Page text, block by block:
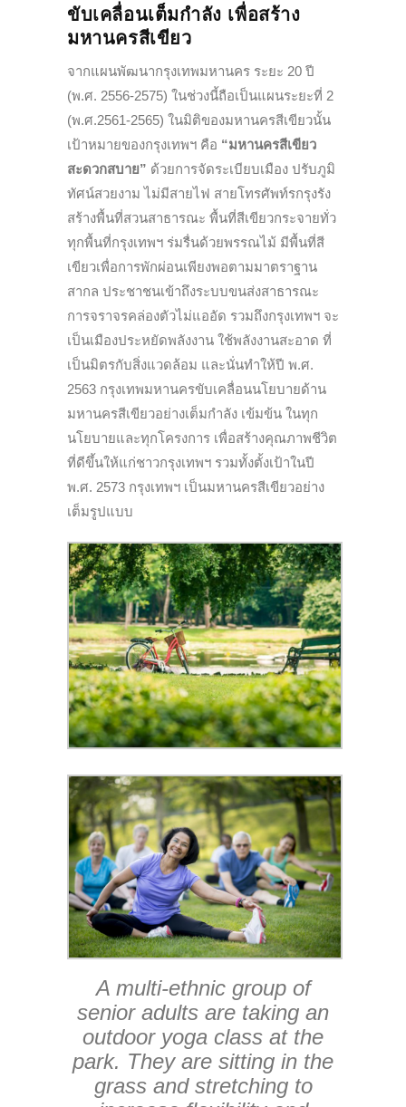
ขับเคลื่อนเต็มกำลัง เพื่อสร้าง
มหานครสีเขียว
จากแผนพัฒนากรุงเทพมหานคร ระยะ 20 ปี
(พ.ศ. 2556-2575) ในช่วงนี้ถือเป็นแผนระยะที่ 2
(พ.ศ.2561-2565) ในมิติของมหานครสีเขียวนั้น
เป้าหมายของกรุงเทพฯ คือ “มหานครสีเขียว
สะดวกสบาย” ด้วยการจัดระเบียบเมือง ปรับภูมิ
ทัศน์สวยงาม ไม่มีสายไฟ สายโทรศัพท์รกรุงรัง
สร้างพื้นที่สวนสาธารณะ พื้นที่สีเขียวกระจายทั่ว
ทุกพื้นที่กรุงเทพฯ ร่มรื่นด้วยพรรณไม้ มีพื้นที่สี
เขียวเพื่อการพักผ่อนเพียงพอตามมาตราฐาน
สากล ประชาชนเข้าถึงระบบขนส่งสาธารณะ
การจราจรคล่องตัวไม่แออัด รวมถึงกรุงเทพฯ จะ
เป็นเมืองประหยัดพลังงาน ใช้พลังงานสะอาด ที่
เป็นมิตรกับสิ่งแวดล้อม และนั่นทำให้ปี พ.ศ.
2563 กรุงเทพมหานครขับเคลื่อนนโยบายด้าน
มหานครสีเขียวอย่างเต็มกำลัง เข้มข้น ในทุก
นโยบายและทุกโครงการ เพื่อสร้างคุณภาพชีวิต
ที่ดีขึ้นให้แก่ชาวกรุงเทพฯ รวมทั้งตั้งเป้าในปี
พ.ศ. 2573 กรุงเทพฯ เป็นมหานครสีเขียวอย่าง
เต็มรูปแบบ
A multi-ethnic group of
senior adults are taking an
outdoor yoga class at the
park. They are sitting in the
grass and stretching to